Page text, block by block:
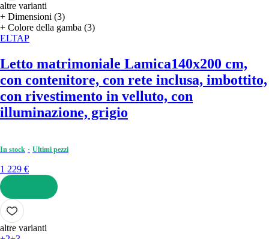
altre varianti
+ Dimensioni (3)
+ Colore della gamba (3)
ELTAP
Letto matrimoniale Lamica140x200 cm,
con contenitore, con rete inclusa, imbottito,
con rivestimento in velluto, con
illuminazione, grigio
In stock Ultimi pezzi
1 229 €
AGGIUNGI
altre varianti